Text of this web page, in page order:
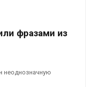
фразами из
неоднозначную